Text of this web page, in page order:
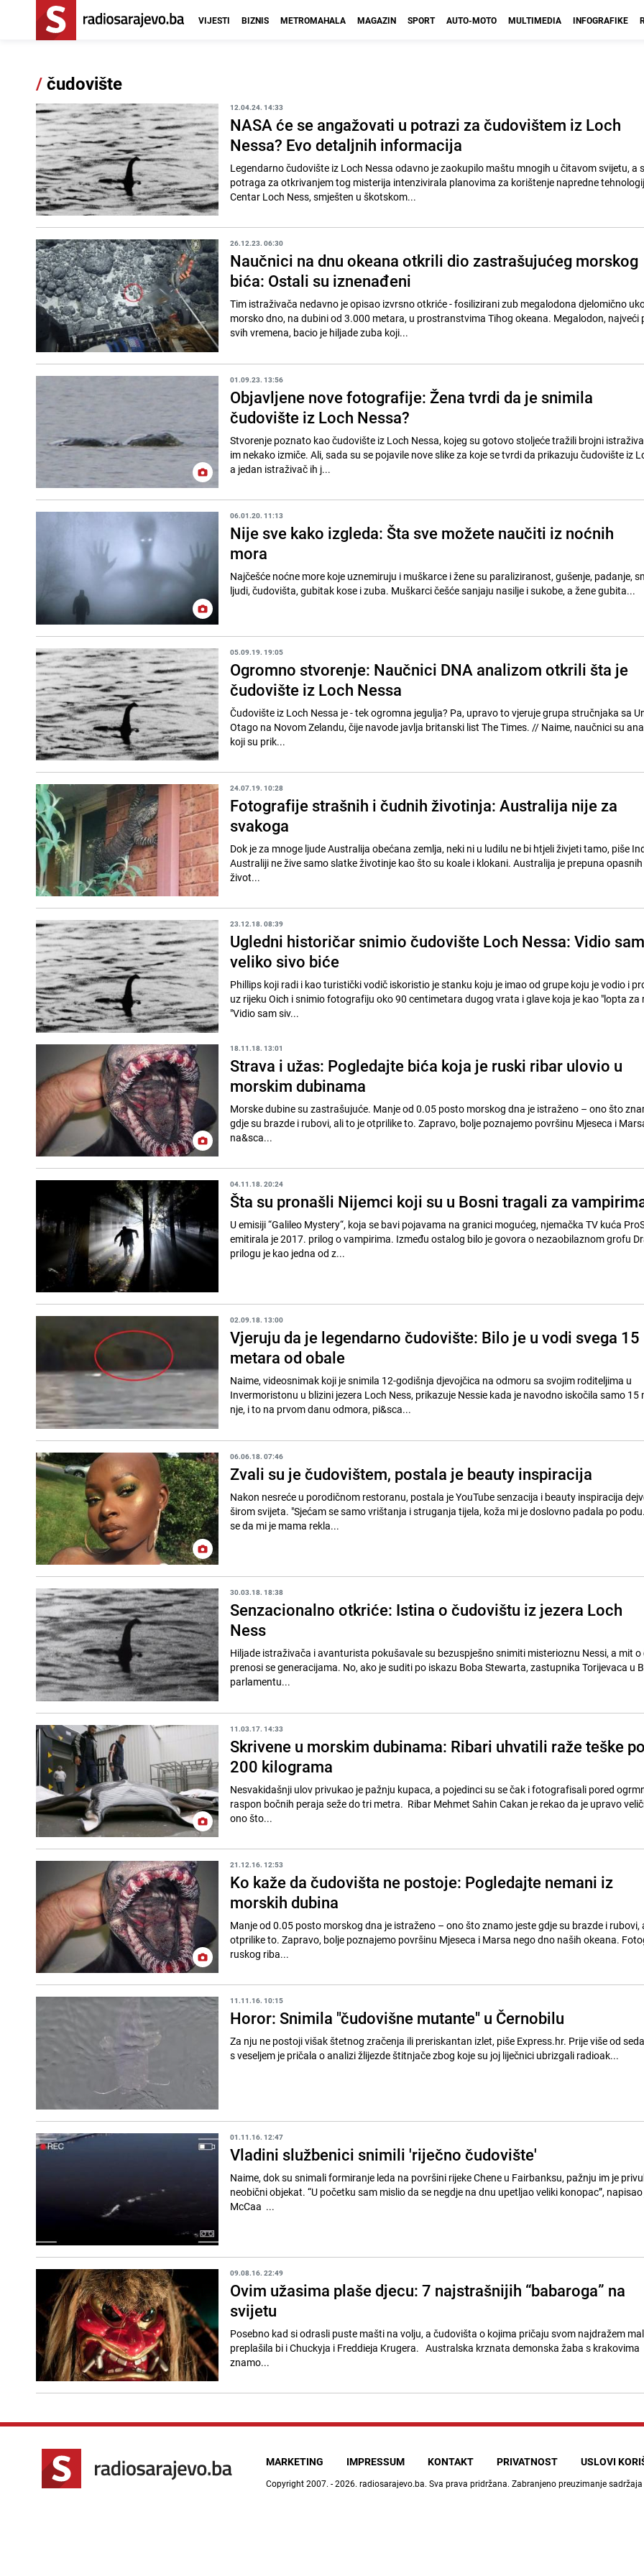
VIJESTI BIZNIS METROMAHALA MAGAZIN SPORT AUTO-MOTO MULTIMEDIA INFOGRAFIKE
/čudovište
12.04.24. 14:33
NASA će se angažovati u potrazi za čudovištem iz Loch
Nessa? Evo detaljnih informacija
Legendarno čudovište iz Loch Nessa odavno je zaokupilo maštu mnogih u čitavom svijetu, a
potraga za otkrivanjem tog misterija intenzivirala planovima za korištenje napredne
Centar Loch Ness, smješten u škotskom...
26.12.23. 06:30
Naučnici na dnu okeana otkrili dio zastrašujućeg morskog
bića: Ostali su iznenađeni
Tim istraživača nedavno je opisao izvrsno otkriće - fosilizirani zub megalodona djelomično
morsko dno, na dubini od 3.000 metara, u prostranstvima Tihog okeana. Megalodon, najveći predator
svih vremena, bacio je hiljade zuba koji...
01.09.23. 13:56
Objavljene nove fotografije: Žena tvrdi da je snimila
čudovište iz Loch Nessa?
Stvorenje poznato kao čudovište iz Loch Nessa, kojeg su gotovo stoljeće tražili brojni
im nekako izmiče. Ali, sada su se pojavile nove slike za koje se tvrdi da prikazuju čudovište iz
a jedan istraživač ih j...
06.01.20. 11:13
Nije sve kako izgleda: Šta sve možete naučiti iz noćnih
mora
Najčešće noćne more koje uznemiruju i muškarce i žene su paraliziranost, gušenje, padanje,
ljudi, čudovišta, gubitak kose i zuba. Muškarci češće sanjaju nasilje i sukobe, a žene gubita...
05.09.19. 19:05
Ogromno stvorenje: Naučnici DNA analizom otkrili šta je
čudovište iz Loch Nessa
Čudovište iz Loch Nessa je - tek ogromna jegulja? Pa, upravo to vjeruje grupa stručnjaka sa Univerziteta
Otago na Novom Zelandu, čije navode javlja britanski list The Times. // Naime, naučnici su analizirali DNA
koji su prik...
24.07.19. 10:28
Fotografije strašnih i čudnih životinja: Australija nije za
svakoga
Dok je za mnoge ljude Australija obećana zemlja, neki ni u ludilu ne bi htjeli živjeti tamo, piše
Australiji ne žive samo slatke životinje kao što su koale i klokani. Australija je prepuna
život...
23.12.18. 08:39
Ugledni historičar snimio čudovište Loch Nessa: Vidio sam
veliko sivo biće
Phillips koji radi i kao turistički vodič iskoristio je stanku koju je imao od grupe koju je vodio i
uz rijeku Oich i snimio fotografiju oko 90 centimetara dugog vrata i glave koja je kao "lopta za
"Vidio sam siv...
18.11.18. 13:01
Strava i užas: Pogledajte bića koja je ruski ribar ulovio u
morskim dubinama
Morske dubine su zastrašujuće. Manje od 0.05 posto morskog dna je istraženo – ono što
gdje su brazde i rubovi, ali to je otprilike to. Zapravo, bolje poznajemo površinu Mjeseca i
na&sca...
04.11.18. 20:24
Šta su pronašli Nijemci koji su u Bosni tragali za
U emisiji “Galileo Mystery“, koja se bavi pojavama na granici mogućeg, njemačka TV kuća
emitirala je 2017. prilog o vampirima. Između ostalog bilo je govora o nezaobilaznom grofu
prilogu je kao jedna od z...
02.09.18. 13:00
Vjeruju da je legendarno čudovište: Bilo je u vodi svega 15
metara od obale
Naime, videosnimak koji je snimila 12-godišnja djevojčica na odmoru sa svojim roditeljima u
Invermoristonu u blizini jezera Loch Ness, prikazuje Nessie kada je navodno iskočila samo 15
nje, i to na prvom danu odmora, pi&sca...
06.06.18. 07:46
Zvali su je čudovištem, postala je beauty inspiracija
Nakon nesreće u porodičnom restoranu, postala je YouTube senzacija i beauty inspiracija
širom svijeta. "Sjećam se samo vrištanja i struganja tijela, koža mi je doslovno padala po
se da mi je mama rekla...
30.03.18. 18:38
Senzacionalno otkriće: Istina o čudovištu iz jezera Loch
Ness
Hiljade istraživača i avanturista pokušavale su bezuspješno snimiti misterioznu Nessi, a mit
prenosi se generacijama. No, ako je suditi po iskazu Boba Stewarta, zastupnika Torijevaca u
parlamentu...
11.03.17. 14:33
Skrivene u morskim dubinama: Ribari uhvatili raže teške po
200 kilograma
Nesvakidašnji ulov privukao je pažnju kupaca, a pojedinci su se čak i fotografisali pored
raspon bočnih peraja seže do tri metra. Ribar Mehmet Sahin Cakan je rekao da je upravo
ono što...
21.12.16. 12:53
Ko kaže da čudovišta ne postoje: Pogledajte nemani iz
morskih dubina
Manje od 0.05 posto morskog dna je istraženo – ono što znamo jeste gdje su brazde i rubovi,
otprilike to. Zapravo, bolje poznajemo površinu Mjeseca i Marsa nego dno naših okeana.
ruskog riba...
11.11.16. 10:15
Horor: Snimila "čudovišne mutante" u Černobilu
Za nju ne postoji višak štetnog zračenja ili preriskantan izlet, piše Express.hr. Prije više od
s veseljem je pričala o analizi žlijezde štitnjače zbog koje su joj liječnici ubrizgali radioak...
01.11.16. 12:47
Vladini službenici snimili 'riječno čudovište'
Naime, dok su snimali formiranje leda na površini rijeke Chene u Fairbanksu, pažnju im je
neobični objekat. “U početku sam mislio da se negdje na dnu upetljao veliki konopac”, napisao je Craig
McCaa ...
09.08.16. 22:49
Ovim užasima plaše djecu: 7 najstrašnijih “babaroga” na
svijetu
Posebno kad si odrasli puste mašti na volju, a čudovišta o kojima pričaju svom najdražem
preplašila bi i Chuckyja i Freddieja Krugera. Australska krznata demonska žaba s
znamo...
MARKETING IMPRESSUM KONTAKT PRIVATNOST USLOVI
Copyright 2007. - 2026. radiosarajevo.ba. Sva prava pridržana. Zabranjeno preuzimanje